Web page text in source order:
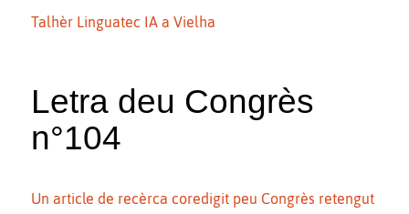
Talhèr Linguatec IA a Vielha
Letra deu Congrès
n°104
Un article de recèrca coredigit peu Congrès retengut